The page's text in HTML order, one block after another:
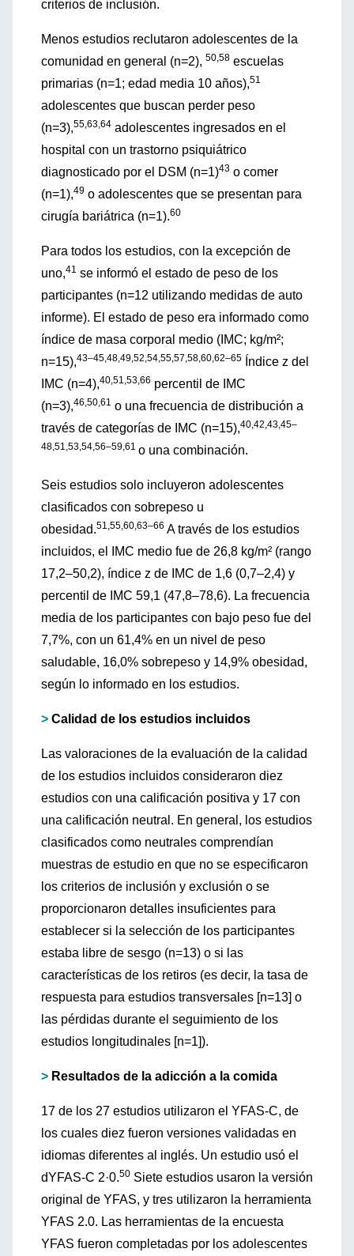
criterios de inclusión.
Menos estudios reclutaron adolescentes de la
comunidad en general (n=2), 50,58 escuelas
primarias (n=1; edad media 10 años),51
adolescentes que buscan perder peso
(n=3),55,63,64 adolescentes ingresados ​​en el
hospital con un trastorno psiquiátrico
diagnosticado por el DSM (n=1)43 o comer
(n=1),49 o adolescentes que se presentan para
cirugía bariátrica (n=1).60
Para todos los estudios, con la excepción de
uno,41 se informó el estado de peso de los
participantes (n=12 utilizando medidas de auto
informe). El estado de peso era informado como
índice de masa corporal medio (IMC; kg/m²;
n=15),43–45,48,49,52,54,55,57,58,60,62–65
Índice z del
IMC (n=4),40,51,53,66 percentil de IMC
(n=3),46,50,61 o una frecuencia de distribución a
través de categorías de IMC (n=15),40,42,43,45–
48,51,53,54,56–59,61 o una combinación.
Seis estudios solo incluyeron adolescentes
clasificados con sobrepeso u
obesidad.51,55,60,63–66 A través de los estudios
incluidos, el IMC medio fue de 26,8 kg/m² (rango
17,2–50,2), índice z de IMC de 1,6 (0,7–2,4) y
percentil de IMC 59,1 (47,8–78,6). La frecuencia
media de los participantes con bajo peso fue del
7,7%, con un 61,4% en un nivel de peso
saludable, 16,0% sobrepeso y 14,9% obesidad,
según lo informado en los estudios.
> Calidad de los estudios incluidos
Las valoraciones de la evaluación de la calidad
de los estudios incluidos consideraron diez
estudios con una calificación positiva y 17 con
una calificación neutral. En general, los estudios
clasificados como neutrales comprendían
muestras de estudio en que no se especificaron
los criterios de inclusión y exclusión o se
proporcionaron detalles insuficientes para
establecer si la selección de los participantes
estaba libre de sesgo (n=13) o si las
características de los retiros (es decir, la tasa de
respuesta para estudios transversales [n=13] o
las pérdidas durante el seguimiento de los
estudios longitudinales [n=1]).
> Resultados de la adicción a la comida
17 de los 27 estudios utilizaron el YFAS-C, de
los cuales diez fueron versiones validadas en
idiomas diferentes al inglés. Un estudio usó el
dYFAS-C 2·0.50 Siete estudios usaron la versión
original de YFAS, y tres utilizaron la herramienta
YFAS 2.0. Las herramientas de la encuesta
YFAS fueron completadas por los adolescentes